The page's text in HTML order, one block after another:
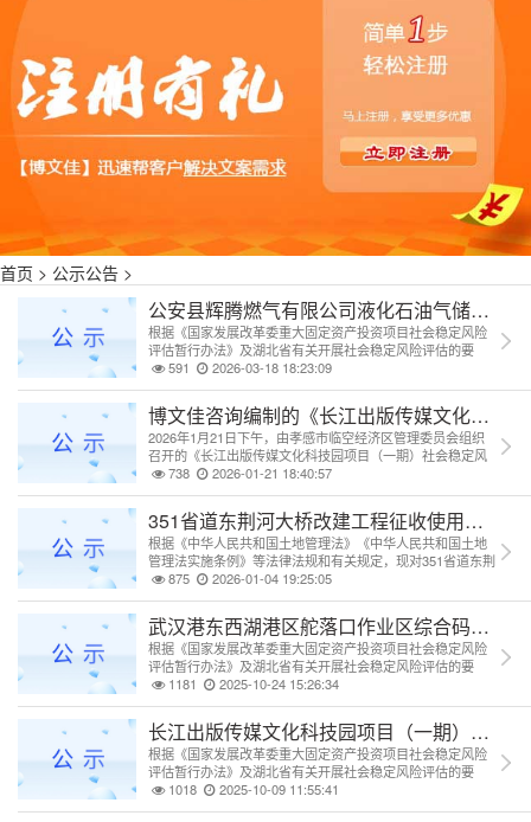
首页 > 公示公告 >
公安县辉腾燃气有限公司液化石油气储配站
根据《国家发展改革委重大固定资产投资项目社会稳定风险
评估暂行办法》及湖北省有关开展社会稳定风险评估的要
求，现将公安县辉腾燃气有限公司液化石油气储配站建设项
目的基本情况及所涉及的内容进行公示，并征求群众意见！
591 2026-03-18 18:23:09
博文佳咨询编制的《长江出版传媒文化科技
2026年1月21日下午，由孝感市临空经济区管理委员会组织
召开的《长江出版传媒文化科技园项目（一期）社会稳定风
险评估报告》专家评审会圆满举行。会议一致认为，《稳评
报告》内容完整、方法科学、结论可信，项目社会稳定风险
等级评定为“低风险”，标志着该项目前期关键性评估工作取
得重要进展，为项目后续顺利实施奠定了坚实基础。
738 2026-01-21 18:40:57
351省道东荆河大桥改建工程征收使用土地
根据《中华人民共和国土地管理法》《中华人民共和国土地
管理法实施条例》等法律法规和有关规定，现对351省道东荆
河大桥改建工程征收使用土地社会稳定风险评估进行公示，
征求公众对该项目社会稳定风险评估的意见和建议。
875 2026-01-04 19:25:05
武汉港东西湖港区舵落口作业区综合码头升
根据《国家发展改革委重大固定资产投资项目社会稳定风险
评估暂行办法》及湖北省有关开展社会稳定风险评估的要
求，现将武汉港东西湖港区舵落口作业区综合码头升级改造
工程（一期）项目的基本情况及所涉及的内容进行公示，并
征求公众意见。
1181 2025-10-24 15:26:34
长江出版传媒文化科技园项目（一期）社会
根据《国家发展改革委重大固定资产投资项目社会稳定风险
评估暂行办法》及湖北省有关开展社会稳定风险评估的要
求，现将该项目的基本情况及所涉及的内容进行公示，并征
求群众意见。
1018 2025-10-09 11:55:41